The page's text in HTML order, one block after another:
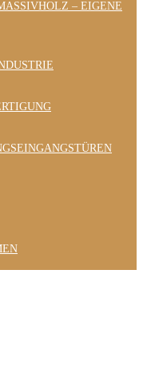
– EIGENE